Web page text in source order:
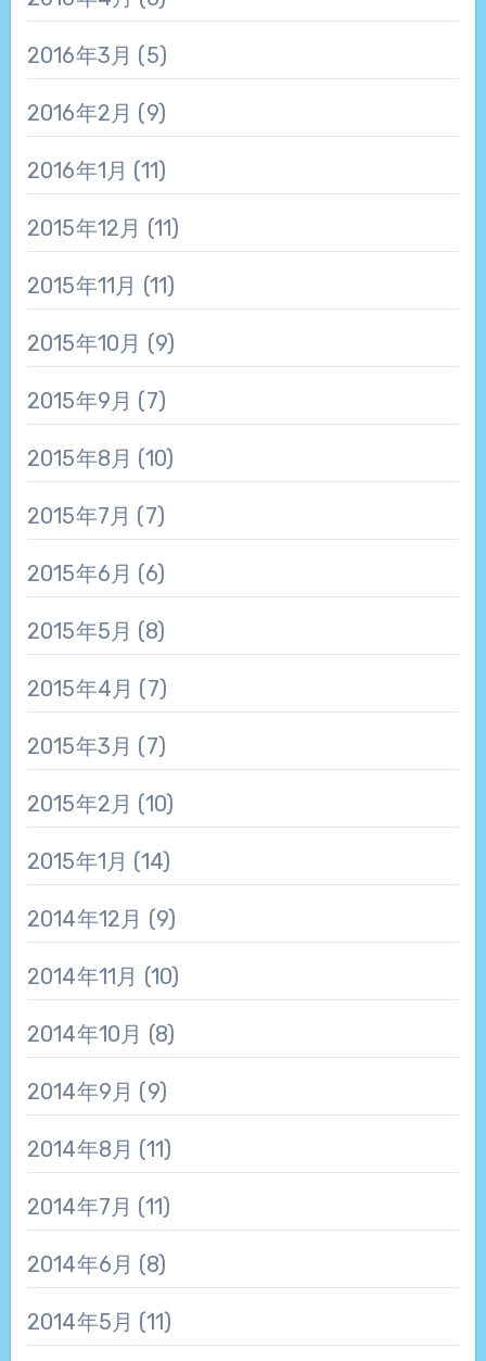
2016年3月 (5)
2016年2月 (9)
2016年1月 (11)
2015年12月 (11)
2015年11月 (11)
2015年10月 (9)
2015年9月 (7)
2015年8月 (10)
2015年7月 (7)
2015年6月 (6)
2015年5月 (8)
2015年4月 (7)
2015年3月 (7)
2015年2月 (10)
2015年1月 (14)
2014年12月 (9)
2014年11月 (10)
2014年10月 (8)
2014年9月 (9)
2014年8月 (11)
2014年7月 (11)
2014年6月 (8)
2014年5月 (11)